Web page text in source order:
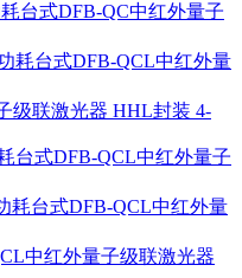
台式DFB-QC中红外量子
耗台式DFB-QCL中红外量
级联激光器 HHL封装 4-
台式DFB-QCL中红外量子
耗台式DFB-QCL中红外量
中红外量子级联激光器